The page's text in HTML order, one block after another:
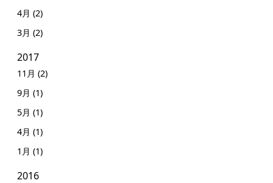
4月 (2)
3月 (2)
2017
11月 (2)
9月 (1)
5月 (1)
4月 (1)
1月 (1)
2016